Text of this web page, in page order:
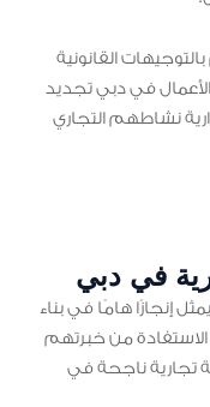
بالتوجيهات القانونية
في دبي تجديد
نشاطهم التجاري
في دبي
إنجازًا هامًا في بناء
من خبرتهم
تجارية ناجحة في